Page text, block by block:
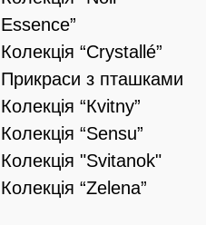
Essence”
Колекція “Crystallé”
Прикраси з пташками
Колекція “Кvitny”
Колекція “Sensu”
Колекція "Svitanok"
Колекція “Zelena”